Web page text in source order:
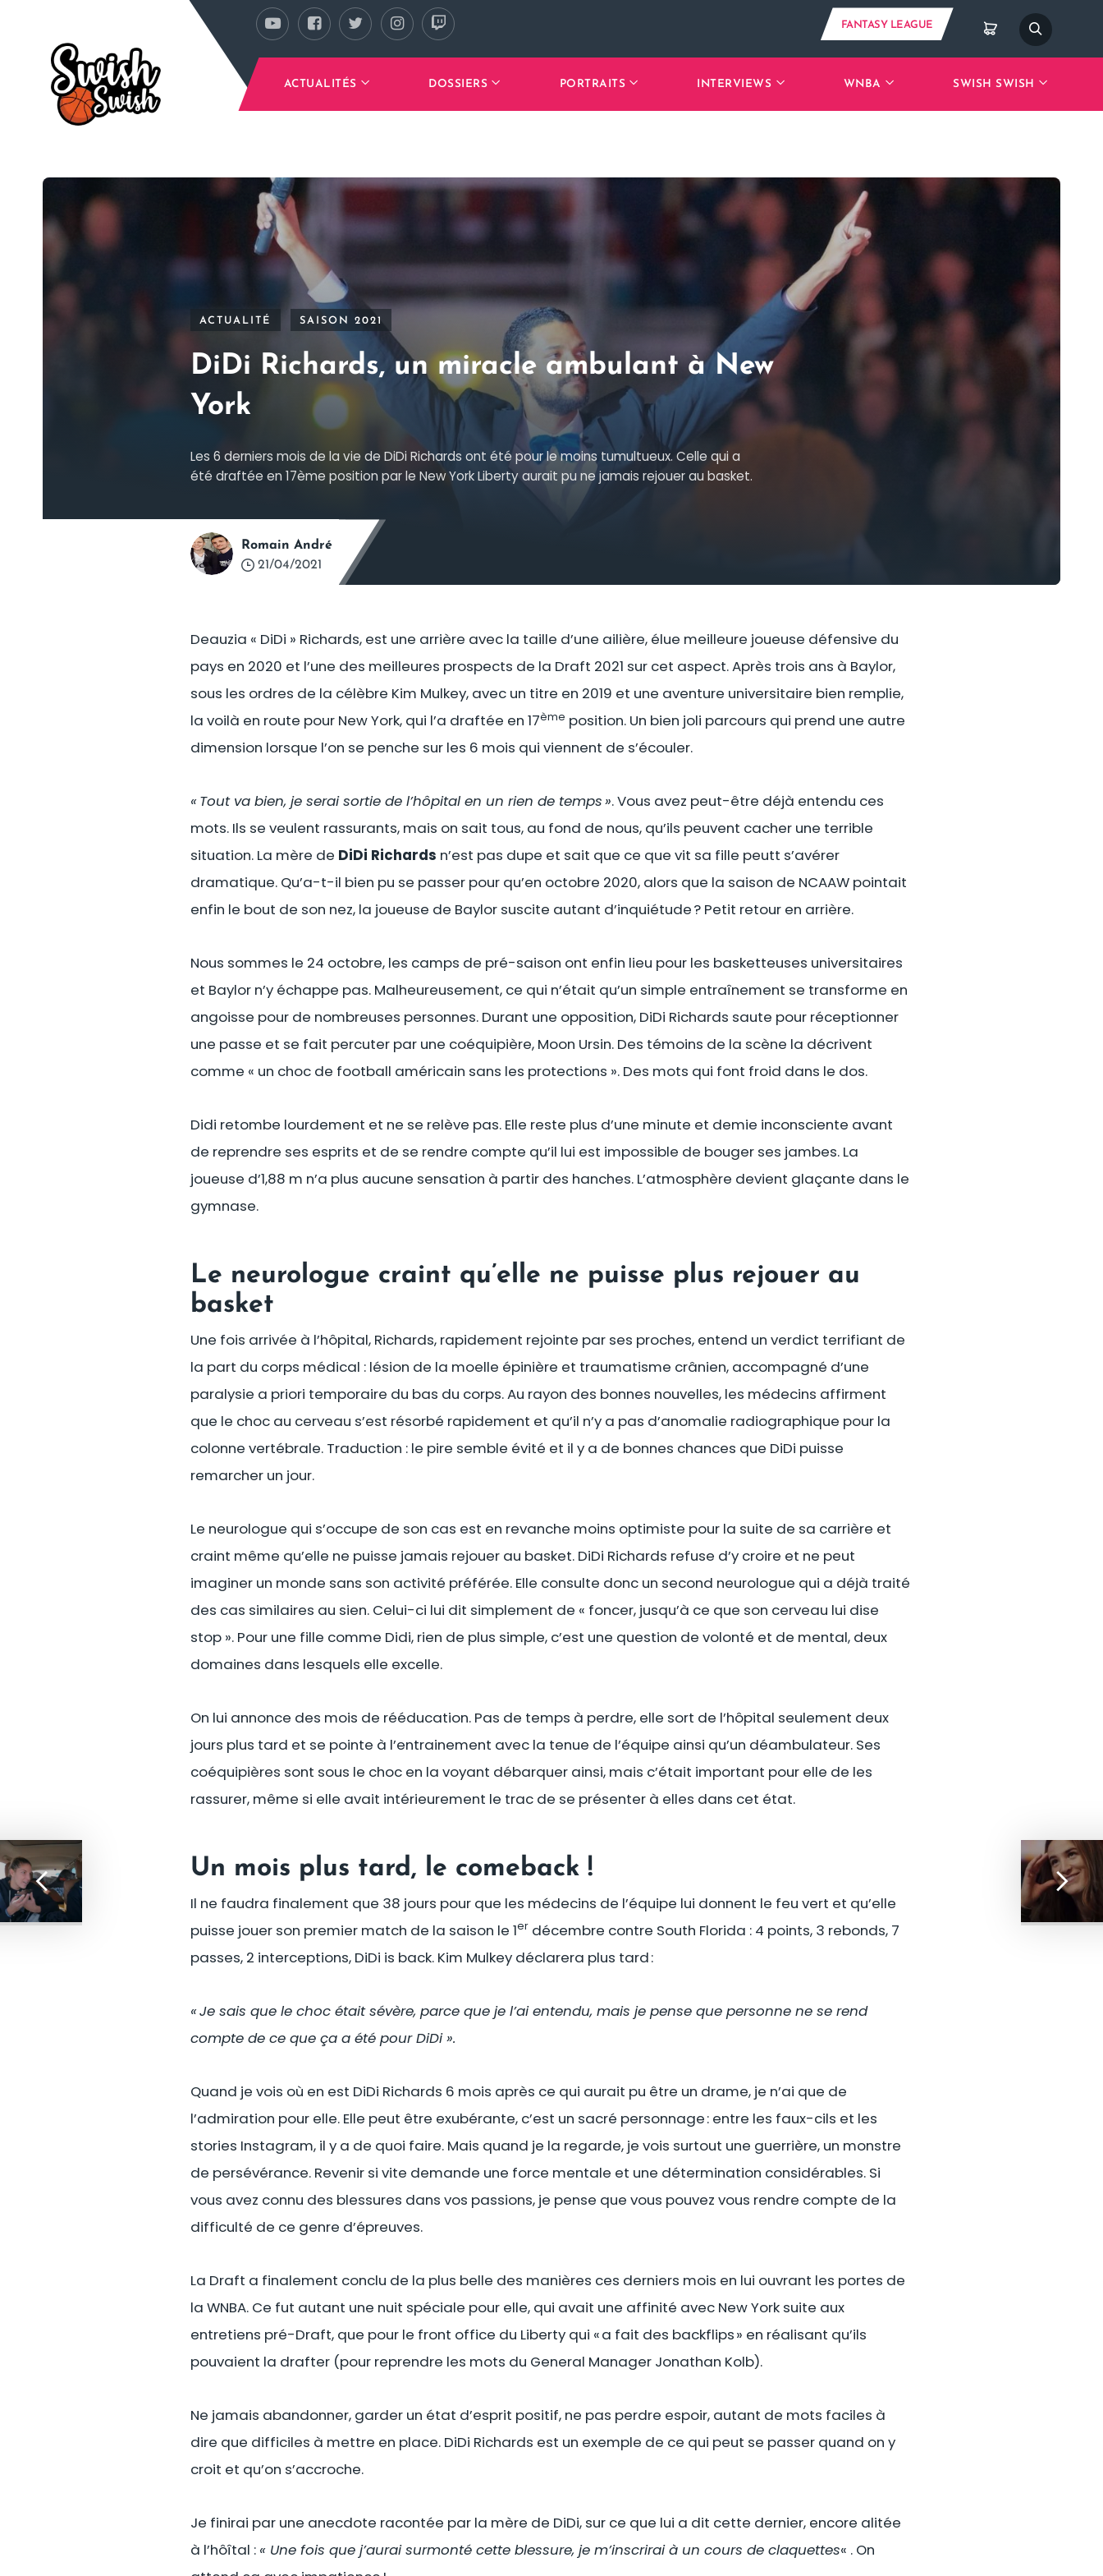
Se rendre au contenu principal
FANTASY LEAGUE
ACTUALITÉS DOSSIERS PORTRAITS INTERVIEWS WNBA SWISH SWISH
ACTUALITÉ SAISON 2021
DiDi Richards, un miracle ambulant à New
York
Les 6 derniers mois de la vie de DiDi Richards ont été pour le moins tumultueux. Celle qui a
été draftée en 17ème position par le New York Liberty aurait pu ne jamais rejouer au basket.
21/04/2021
Romain André
Deauzia « DiDi » Richards, est une arrière avec la taille d’une ailière, élue meilleure joueuse défensive du
pays en 2020 et l’une des meilleures prospects de la Draft 2021 sur cet aspect. Après trois ans à Baylor,
sous les ordres de la célèbre Kim Mulkey, avec un titre en 2019 et une aventure universitaire bien remplie,
la voilà en route pour New York, qui l’a draftée en 17ème position. Un bien joli parcours qui prend une autre
dimension lorsque l’on se penche sur les 6 mois qui viennent de s’écouler.
« Tout va bien, je serai sortie de l’hôpital en un rien de temps ». Vous avez peut-être déjà entendu ces
mots. Ils se veulent rassurants, mais on sait tous, au fond de nous, qu’ils peuvent cacher une terrible
situation. La mère de DiDi Richards n’est pas dupe et sait que ce que vit sa fille peutt s’avérer
dramatique. Qu’a-t-il bien pu se passer pour qu’en octobre 2020, alors que la saison de NCAAW pointait
enfin le bout de son nez, la joueuse de Baylor suscite autant d’inquiétude ? Petit retour en arrière.
Nous sommes le 24 octobre, les camps de pré-saison ont enfin lieu pour les basketteuses universitaires
et Baylor n’y échappe pas. Malheureusement, ce qui n’était qu’un simple entraînement se transforme en
angoisse pour de nombreuses personnes. Durant une opposition, DiDi Richards saute pour réceptionner
une passe et se fait percuter par une coéquipière, Moon Ursin. Des témoins de la scène la décrivent
comme « un choc de football américain sans les protections ». Des mots qui font froid dans le dos.
Didi retombe lourdement et ne se relève pas. Elle reste plus d’une minute et demie inconsciente avant
de reprendre ses esprits et de se rendre compte qu’il lui est impossible de bouger ses jambes. La
joueuse d’1,88 m n’a plus aucune sensation à partir des hanches. L’atmosphère devient glaçante dans le
gymnase.
Le neurologue craint qu’elle ne puisse plus rejouer au
basket
Une fois arrivée à l’hôpital, Richards, rapidement rejointe par ses proches, entend un verdict terrifiant de
la part du corps médical : lésion de la moelle épinière et traumatisme crânien, accompagné d’une
paralysie a priori temporaire du bas du corps. Au rayon des bonnes nouvelles, les médecins affirment
que le choc au cerveau s’est résorbé rapidement et qu’il n’y a pas d’anomalie radiographique pour la
colonne vertébrale. Traduction : le pire semble évité et il y a de bonnes chances que DiDi puisse
remarcher un jour.
Le neurologue qui s’occupe de son cas est en revanche moins optimiste pour la suite de sa carrière et
craint même qu’elle ne puisse jamais rejouer au basket. DiDi Richards refuse d’y croire et ne peut
imaginer un monde sans son activité préférée. Elle consulte donc un second neurologue qui a déjà traité
des cas similaires au sien. Celui-ci lui dit simplement de « foncer, jusqu’à ce que son cerveau lui dise
stop ». Pour une fille comme Didi, rien de plus simple, c’est une question de volonté et de mental, deux
domaines dans lesquels elle excelle.
On lui annonce des mois de rééducation. Pas de temps à perdre, elle sort de l’hôpital seulement deux
jours plus tard et se pointe à l’entrainement avec la tenue de l’équipe ainsi qu’un déambulateur. Ses
coéquipières sont sous le choc en la voyant débarquer ainsi, mais c’était important pour elle de les
rassurer, même si elle avait intérieurement le trac de se présenter à elles dans cet état.
Un mois plus tard, le comeback !
Il ne faudra finalement que 38 jours pour que les médecins de l’équipe lui donnent le feu vert et qu’elle
puisse jouer son premier match de la saison le 1er décembre contre South Florida : 4 points, 3 rebonds, 7
passes, 2 interceptions, DiDi is back. Kim Mulkey déclarera plus tard :
« Je sais que le choc était sévère, parce que je l’ai entendu, mais je pense que personne ne se rend
compte de ce que ça a été pour DiDi ».
Quand je vois où en est DiDi Richards 6 mois après ce qui aurait pu être un drame, je n’ai que de
l’admiration pour elle. Elle peut être exubérante, c’est un sacré personnage : entre les faux-cils et les
stories Instagram, il y a de quoi faire. Mais quand je la regarde, je vois surtout une guerrière, un monstre
de persévérance. Revenir si vite demande une force mentale et une détermination considérables. Si
vous avez connu des blessures dans vos passions, je pense que vous pouvez vous rendre compte de la
difficulté de ce genre d’épreuves.
La Draft a finalement conclu de la plus belle des manières ces derniers mois en lui ouvrant les portes de
la WNBA. Ce fut autant une nuit spéciale pour elle, qui avait une affinité avec New York suite aux
entretiens pré-Draft, que pour le front office du Liberty qui « a fait des backflips » en réalisant qu’ils
pouvaient la drafter (pour reprendre les mots du General Manager Jonathan Kolb).
Ne jamais abandonner, garder un état d’esprit positif, ne pas perdre espoir, autant de mots faciles à
dire que difficiles à mettre en place. DiDi Richards est un exemple de ce qui peut se passer quand on y
croit et qu’on s’accroche.
Je finirai par une anecdote racontée par la mère de DiDi, sur ce que lui a dit cette dernier, encore alitée
à l’hôîtal : « Une fois que j’aurai surmonté cette blessure, je m’inscrirai à un cours de claquettes« . On